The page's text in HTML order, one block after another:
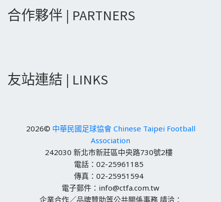
合作夥伴 | PARTNERS
友站連結 | LINKS
2026© 中華民國足球協會 Chinese Taipei Football
Association
242030 新北市新莊區中央路730號2樓
電話：02-25961185
傳真：02-25951594
電子郵件：info@ctfa.com.tw
企業合作／品牌贊助等公共關係事務 請洽：